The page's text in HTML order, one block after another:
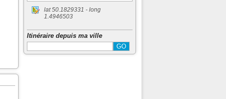
lat50.1829331 - long
1.4946503
Itinéraire depuis ma ville